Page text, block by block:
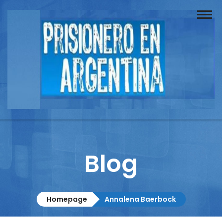
Buscador
Documentos
Columnistas
Contacto
Blog
Homepage Annalena Baerbock